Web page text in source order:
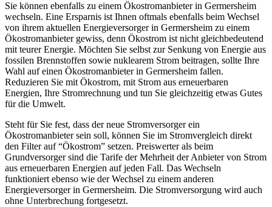
Sie können ebenfalls zu einem Ökostromanbieter in Germersheim
wechseln. Eine Ersparnis ist Ihnen oftmals ebenfalls beim Wechsel
von ihrem aktuellen Energieversorger in Germersheim zu einem
Ökostromanbieter gewiss, denn Ökostrom ist nicht gleichbedeutend
mit teurer Energie. Möchten Sie selbst zur Senkung von Energie aus
fossilen Brennstoffen sowie nuklearem Strom beitragen, sollte Ihre
Wahl auf einen Ökostromanbieter in Germersheim fallen.
Reduzieren Sie mit Ökostrom, mit Strom aus erneuerbaren
Energien, Ihre Stromrechnung und tun Sie gleichzeitig etwas Gutes
für die Umwelt.
Steht für Sie fest, dass der neue Stromversorger ein
Ökostromanbieter sein soll, können Sie im Stromvergleich direkt
den Filter auf “Ökostrom” setzen. Preiswerter als beim
Grundversorger sind die Tarife der Mehrheit der Anbieter von Strom
aus erneuerbaren Energien auf jeden Fall. Das Wechseln
funktioniert ebenso wie der Wechsel zu einem anderen
Energieversorger in Germersheim. Die Stromversorgung wird auch
ohne Unterbrechung fortgesetzt.